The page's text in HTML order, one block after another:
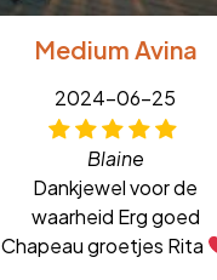
Medium Avina
2024-06-25
Blaine
Dankjewel voor de
waarheid Erg goed
Chapeau groetjes Rita